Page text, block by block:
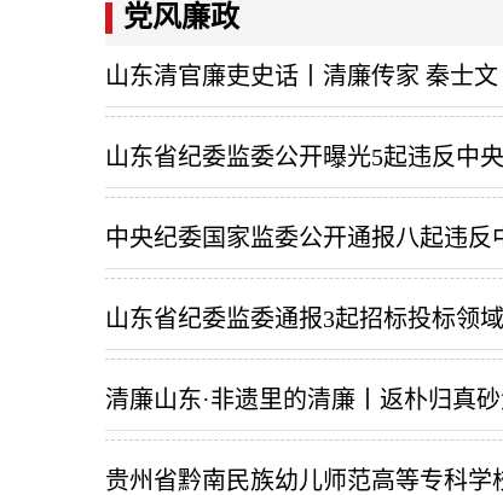
党风廉政
山东清官廉吏史话丨清廉传家 秦士文
山东省纪委监委公开曝光5起违反中
中央纪委国家监委公开通报八起违
山东省纪委监委通报3起招标投标领
清廉山东·非遗里的清廉丨返朴归真
贵州省黔南民族幼儿师范高等专科